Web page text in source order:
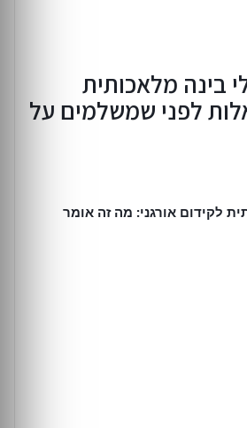
בינה מלאכותית
— 6 שאלות לפני שמשלמים על